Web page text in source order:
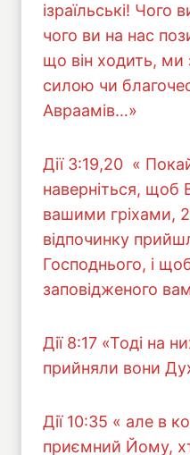
ізраїльські! Чого
чого ви на нас
що він ходить,
силою чи
Авраамів…»
Дії 3:19,20 «
наверніться, щоб
вашими гріхами,
відпочинку
Господнього, і
заповідженого
Дiї 8:17 «Тоді на
прийняли вони
Дiї 10:35 « але в
приємний Йому,